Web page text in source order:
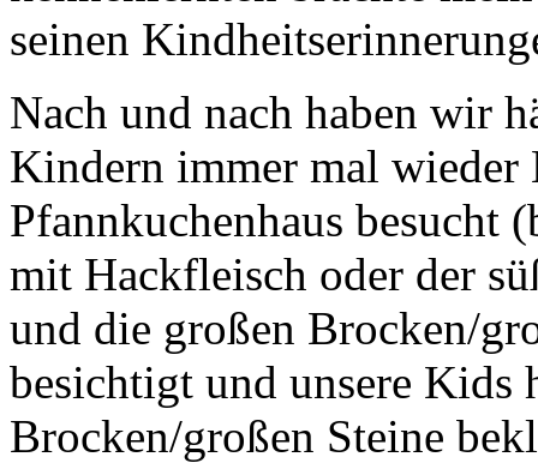
seinen
Nach und nach haben wir
Kindern immer mal wieder
Pfannkuchenhaus besucht
mit Hackfleisch oder der
und die großen Brocken/
besichtigt und unsere Kids
Brocken/großen Steine